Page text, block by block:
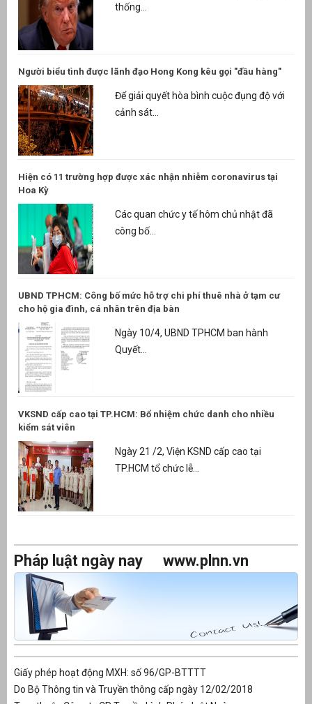
thống...
Người biểu tình được lãnh đạo Hong Kong kêu gọi "đầu hàng"
Để giải quyết hòa bình cuộc đụng độ với
cảnh sát...
Hiện có 11 trường hợp được xác nhận nhiễm coronavirus tại
Hoa Kỳ
Các quan chức y tế hôm chủ nhật đã
công bố...
UBND TPHCM: Công bố mức hỗ trợ chi phí thuê nhà ở tạm cư
cho hộ gia đình, cá nhân trên địa bàn
Ngày 10/4, UBND TPHCM ban hành
Quyết...
VKSND cấp cao tại TP.HCM: Bổ nhiệm chức danh cho nhiều
kiểm sát viên
Ngày 21 /2, Viện KSND cấp cao tại
TP.HCM tổ chức lễ...
Pháp luật ngày nay www.plnn.vn
Giấy phép hoạt động MXH: số 96/GP-BTTTT
Do Bộ Thông tin và Truyền thông cấp ngày 12/02/2018